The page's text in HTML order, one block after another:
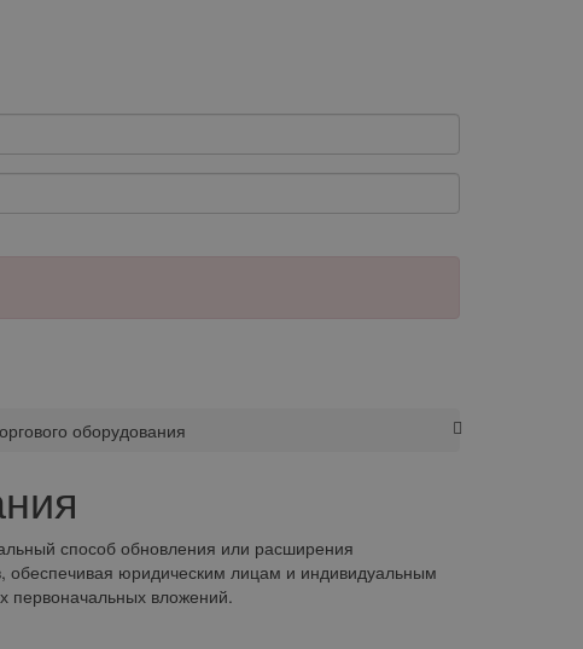
оборудования
способ обновления или расширения
обеспечивая юридическим лицам и индивидуальным
первоначальных вложений.